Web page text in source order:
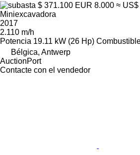
$ 371.100 EUR 8.000 ≈
Miniexcavadora
2017
2.110 m/h
Potencia 19.11 kW (26 Hp)
Bélgica, Antwerp
AuctionPort
Contacte con el vendedor